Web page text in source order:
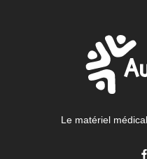
Le matériel